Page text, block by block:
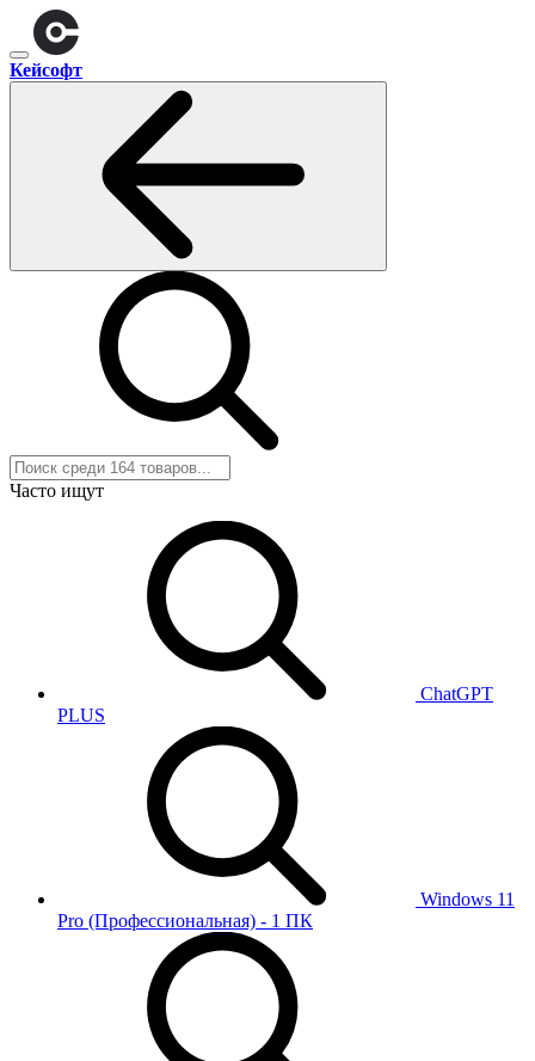
Кейсофт
Часто ищут
ChatGPT
PLUS
Windows 11
Pro (Профессиональная) - 1 ПК